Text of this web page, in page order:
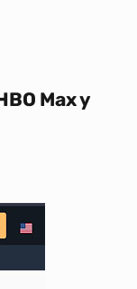
Max y